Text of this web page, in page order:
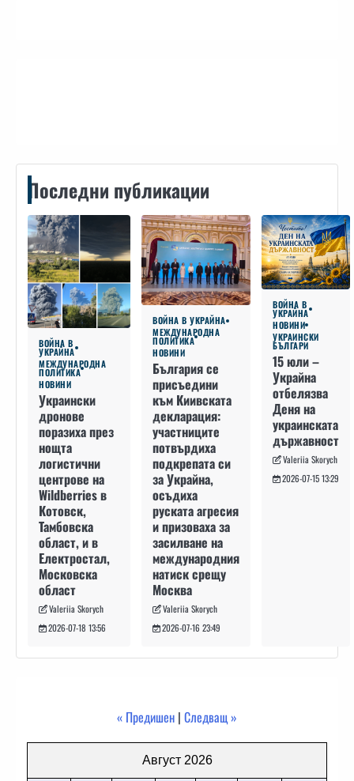
Последни публикации
ВОЙНА В
УКРАЙНА
МЕЖДУНАРОДНА
ПОЛИТИКА
НОВИНИ
Украински
дронове
поразиха през
нощта
логистични
центрове на
Wildberries в
Котовск,
Тамбовска
област, и в
Електростал,
Московска
област
Valeriia Skorych
2026-07-18 13:56
ВОЙНА В УКРАЙНА
МЕЖДУНАРОДНА
ПОЛИТИКА
НОВИНИ
България се
присъедини
към Киивската
декларация:
участниците
потвърдиха
подкрепата си
за Украйна,
осъдиха
руската агресия
и призоваха за
засилване на
международния
натиск срещу
Москва
Valeriia Skorych
2026-07-16 23:49
ВОЙНА В
УКРАЙНА
НОВИНИ
УКРАИНСКИ
БЪЛГАРИ
15 юли –
Украйна
отбелязва
Деня на
украинската
държавност
Valeriia Skorych
2026-07-15 13:29
« Предишен | Следващ »
Август 2026